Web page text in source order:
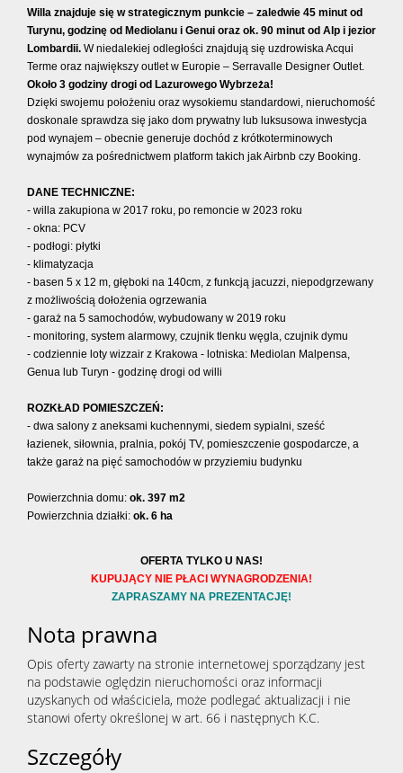
Willa znajduje się w strategicznym punkcie – zaledwie 45 minut od
Turynu, godzinę od Mediolanu i Genui oraz ok. 90 minut od Alp i jezior
Lombardii. W niedalekiej odległości znajdują się uzdrowiska Acqui
Terme oraz największy outlet w Europie – Serravalle Designer Outlet.
Około 3 godziny drogi od Lazurowego Wybrzeża!
Dzięki swojemu położeniu oraz wysokiemu standardowi, nieruchomość
doskonale sprawdza się jako dom prywatny lub luksusowa inwestycja
pod wynajem – obecnie generuje dochód z krótkoterminowych
wynajmów za pośrednictwem platform takich jak Airbnb czy Booking.
DANE TECHNICZNE:
- willa zakupiona w 2017 roku, po remoncie w 2023 roku
- okna: PCV
- podłogi: płytki
- klimatyzacja
- basen 5 x 12 m, głęboki na 140cm, z funkcją jacuzzi, niepodgrzewany
z możliwością dołożenia ogrzewania
- garaż na 5 samochodów, wybudowany w 2019 roku
- monitoring, system alarmowy, czujnik tlenku węgla, czujnik dymu
- codziennie loty wizzair z Krakowa - lotniska: Mediolan Malpensa,
Genua lub Turyn - godzinę drogi od willi
ROZKŁAD POMIESZCZEŃ:
- dwa salony z aneksami kuchennymi, siedem sypialni, sześć
łazienek, siłownia, pralnia, pokój TV, pomieszczenie gospodarcze, a
także garaż na pięć samochodów w przyziemiu budynku
Powierzchnia domu: ok. 397 m2
Powierzchnia działki: ok. 6 ha
OFERTA TYLKO U NAS!
KUPUJĄCY NIE PŁACI WYNAGRODZENIA!
ZAPRASZAMY NA PREZENTACJĘ!
Nota prawna
Opis oferty zawarty na stronie internetowej sporządzany jest
na podstawie oględzin nieruchomości oraz informacji
uzyskanych od właściciela, może podlegać aktualizacji i nie
stanowi oferty określonej w art. 66 i następnych K.C.
Szczegóły